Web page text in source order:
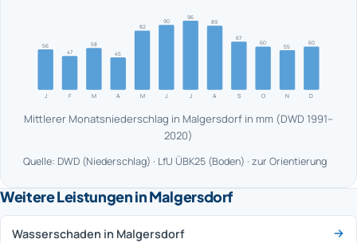
J
56
F
47
M
58
A
45
M
82
J
90
J
96
A
89
S
67
O
60
N
55
D
60
Mittlerer Monatsniederschlag in Malgersdorf in mm (DWD 1991–
2020)
Quelle: DWD (Niederschlag) · LfU ÜBK25 (Boden) · zur Orientierung
Weitere Leistungen in Malgersdorf
Wasserschaden in Malgersdorf